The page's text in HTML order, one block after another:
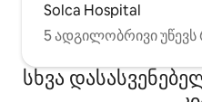
Solca Hospital
5 ადგილობრივი უწევს
სხვა